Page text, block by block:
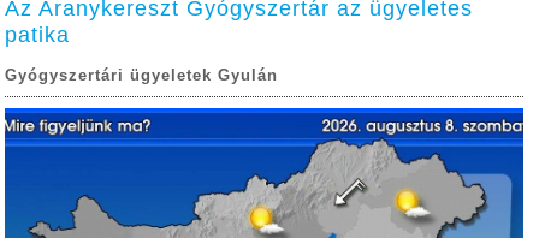
Az Aranykereszt Gyógyszertár az ügyeletes
patika
Gyógyszertári ügyeletek Gyulán